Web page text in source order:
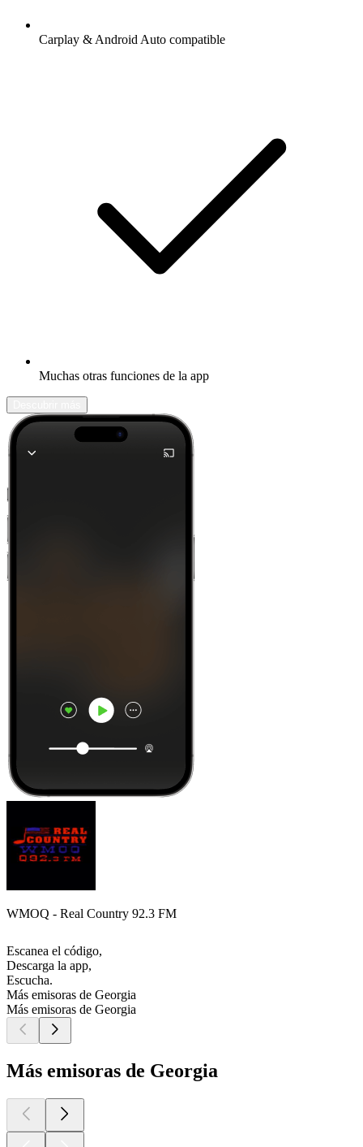
Carplay & Android Auto compatible
Muchas otras funciones de la app
WMOQ - Real Country 92.3 FM
Escanea el código,
Descarga la app,
Escucha.
Más emisoras de Georgia
Más emisoras de Georgia
Más emisoras de Georgia